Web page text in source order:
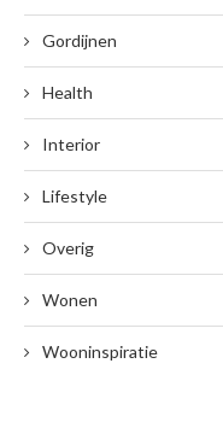
Gordijnen
Health
Interior
Lifestyle
Overig
Wonen
Wooninspiratie